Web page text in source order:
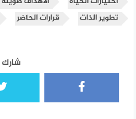
تطوير الذات
قرارات الحاضر